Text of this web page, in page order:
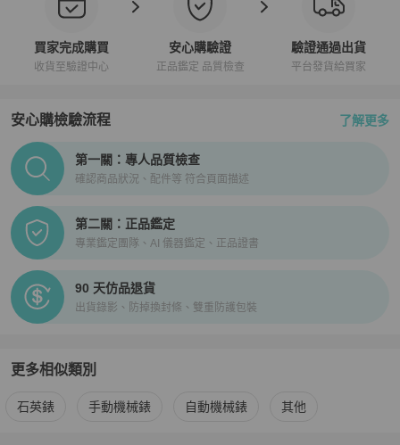
錶殼刮痕：微不足道
皇冠刮痕：無
錶殼背面刮痕：微不足道
手腕尺寸：18厘米/7.08英寸
總重量：90克/3.17盎司。
SKU：BF587152
💎PopChill 特選日本合作夥伴💎
・eLADY 為 PopChill 認證的特選合作賣家，eLADY 為國際反假冒聯
盟（IACC總部：華盛頓特區）在日本的唯一成員公司，該聯盟是世
界上最大的打擊仿冒產品的非營利組織。
・所有商品經由eLADY鑑定專家確認為正品。
・商品出貨後，Popchill會提供安心購證明。
💎運送相關💎
・本店商品由日本 eLADY 公司從日本出貨，直接寄往買家地址。
・所有商品只有一件，有可能發生已在別據點售出的情形。遇此情況
・訂單確認後七個工作天內由日本寄出。若有特殊情形發生需延長寄
買家完成購買
收貨至驗證中心
安心購驗證
正品鑑定 品質檢查
驗證通過出貨
平台發貨給買家
安心購檢驗流程 了解更多
PopChill拍拍圈正品驗證、安心購檢驗流程介紹
第一關：專人品質檢查
確認商品狀況、配件等 符合頁面描述
第二關：正品鑑定
專業鑑定團隊、AI 儀器鑑定、正品證書
90 天仿品退貨
出貨錄影、防掉換封條、雙重防護包裝
更多相似類別
更多Omega 男錶相似商品推薦
石英錶 手動機械錶 自動機械錶 其他